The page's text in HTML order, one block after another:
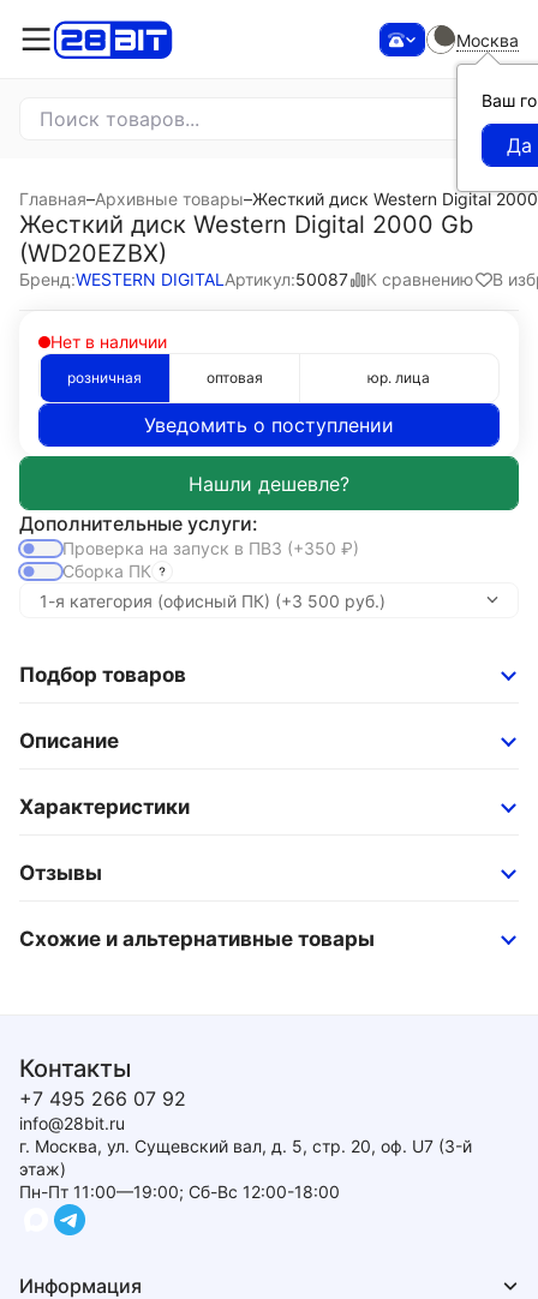
Москва
Ваш
Главная–Архивные товары–Жесткий диск Western Digital
Жесткий диск Western Digital 2000 Gb
(WD20EZBX)
Бренд:WESTERN DIGITAL Артикул:50087 К сравнению В
Нет в наличии
розничная оптовая юр. лица
Уведомить о поступлении
Дополнительные услуги:
Проверка на запуск в ПВЗ (+350 ₽)
Сборка ПК
Подбор товаров
Описание
Характеристики
Отзывы
Схожие и альтернативные товары
Контакты
+7 495 266 07 92
info@28bit.ru
г. Москва, ул. Сущевский вал, д. 5, стр. 20, оф. U7 (3-й
этаж)
Пн-Пт 11:00—19:00; Сб-Вс 12:00-18:00
Информация